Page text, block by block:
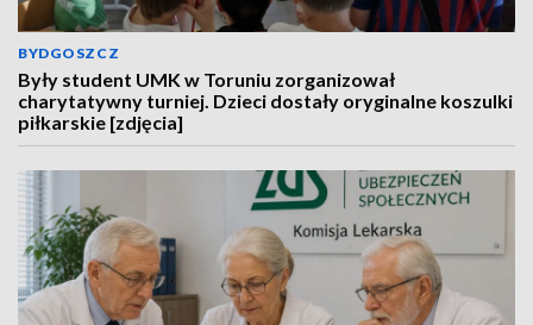
BYDGOSZCZ
Były student UMK w Toruniu zorganizował
charytatywny turniej. Dzieci dostały oryginalne koszulki
piłkarskie [zdjęcia]